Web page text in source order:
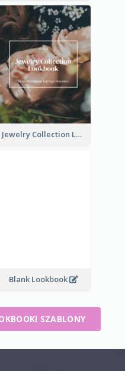
Jewelry Collection Lookbook
Blank Lookbook
SZABLONY